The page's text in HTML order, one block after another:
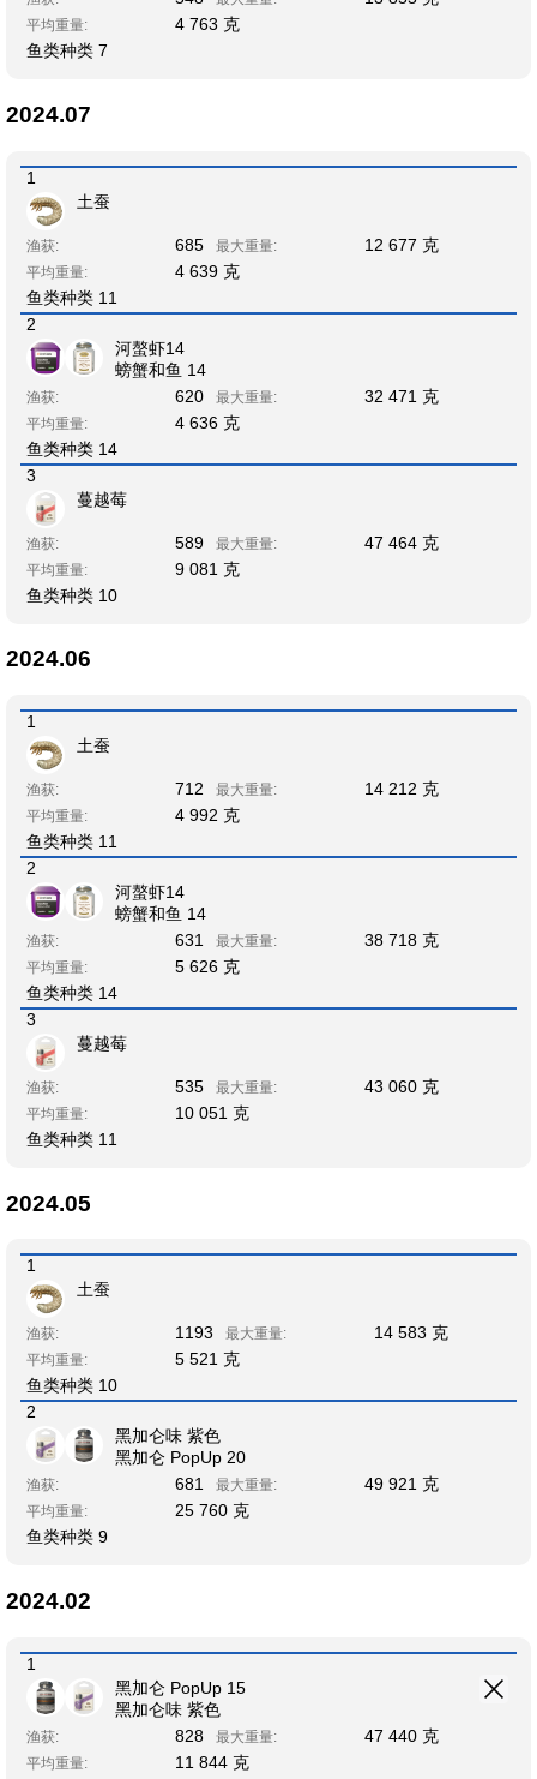
平均重量:
4 763 克
鱼类种类 7
2024.07
1
土蚕
渔获: 685 最大重量: 12 677 克
平均重量:
4 639 克
鱼类种类 11
2
河螯虾14
螃蟹和鱼 14
渔获: 620 最大重量: 32 471 克
平均重量:
4 636 克
鱼类种类 14
3
蔓越莓
渔获: 589 最大重量: 47 464 克
平均重量:
9 081 克
鱼类种类 10
2024.06
1
土蚕
渔获: 712 最大重量: 14 212 克
平均重量:
4 992 克
鱼类种类 11
2
河螯虾14
螃蟹和鱼 14
渔获: 631 最大重量: 38 718 克
平均重量:
5 626 克
鱼类种类 14
3
蔓越莓
渔获: 535 最大重量: 43 060 克
平均重量:
10 051 克
鱼类种类 11
2024.05
1
土蚕
渔获: 1193 最大重量: 14 583 克
平均重量:
5 521 克
鱼类种类 10
2
黑加仑味 紫色
黑加仑 PopUp 20
渔获: 681 最大重量: 49 921 克
平均重量:
25 760 克
鱼类种类 9
2024.02
1
黑加仑 PopUp 15
黑加仑味 紫色
渔获: 828 最大重量: 47 440 克
平均重量:
11 844 克